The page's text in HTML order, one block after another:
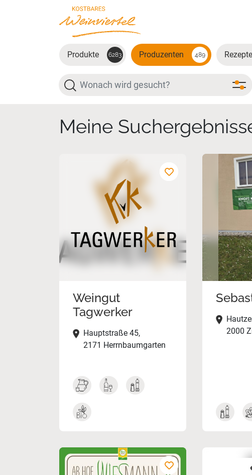
Zum Hauptinhalt springen
Produkte 6283 Produzenten 489 Rezepte
Suche
Meine
Weingut
Tagwerker
Hauptstraße 45,
2171 Herrnbaumgarten
2000